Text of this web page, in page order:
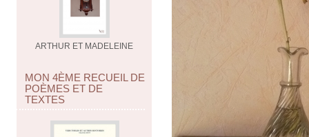
ARTHUR ET MADELEINE
MON 4ÈME RECUEIL DE
POÈMES ET DE
TEXTES